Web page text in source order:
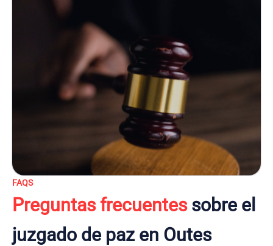
FAQS
Preguntas frecuentessobre el
juzgado de paz en Outes